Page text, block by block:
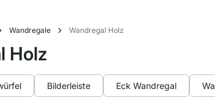
Wandregale Wandregal Holz
Holz
Bilderleiste Eck Wandregal